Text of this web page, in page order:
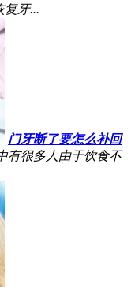
复牙...
门牙断了要怎么补回
有很多人由于饮食不